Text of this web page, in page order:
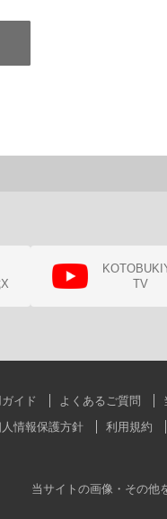
TV
イド よくあるご質問
情報保護方針 利用規約
当サイトの画像・その他